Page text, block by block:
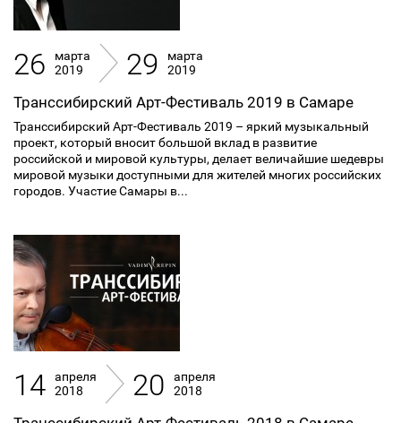
26
марта
2019
29
марта
2019
Транссибирский Арт-Фестиваль 2019 в Самаре
Транссибирский Арт-Фестиваль 2019 – яркий музыкальный
проект, который вносит большой вклад в развитие
российской и мировой культуры, делает величайшие шедевры
мировой музыки доступными для жителей многих российских
городов. Участие Самары в...
14
апреля
2018
20
апреля
2018